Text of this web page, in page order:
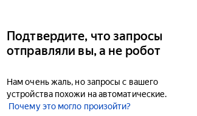
Подтвердите, что запросы
отправляли вы, а не робот
Нам очень жаль, но запросы с вашего
устройства похожи на автоматические.
Почему это могло произойти?